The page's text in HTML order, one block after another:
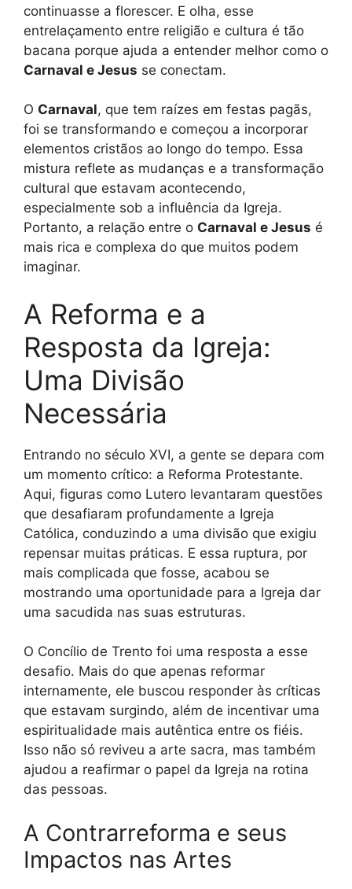
continuasse a florescer. E olha, esse
entrelaçamento entre religião e cultura é tão
bacana porque ajuda a entender melhor como o
Carnaval e Jesus se conectam.
O Carnaval, que tem raízes em festas pagãs,
foi se transformando e começou a incorporar
elementos cristãos ao longo do tempo. Essa
mistura reflete as mudanças e a transformação
cultural que estavam acontecendo,
especialmente sob a influência da Igreja.
Portanto, a relação entre o Carnaval e Jesus é
mais rica e complexa do que muitos podem
imaginar.
A Reforma e a
Resposta da Igreja:
Uma Divisão
Necessária
Entrando no século XVI, a gente se depara com
um momento crítico: a Reforma Protestante.
Aqui, figuras como Lutero levantaram questões
que desafiaram profundamente a Igreja
Católica, conduzindo a uma divisão que exigiu
repensar muitas práticas. E essa ruptura, por
mais complicada que fosse, acabou se
mostrando uma oportunidade para a Igreja dar
uma sacudida nas suas estruturas.
O Concílio de Trento foi uma resposta a esse
desafio. Mais do que apenas reformar
internamente, ele buscou responder às críticas
que estavam surgindo, além de incentivar uma
espiritualidade mais autêntica entre os fiéis.
Isso não só reviveu a arte sacra, mas também
ajudou a reafirmar o papel da Igreja na rotina
das pessoas.
A Contrarreforma e seus
Impactos nas Artes